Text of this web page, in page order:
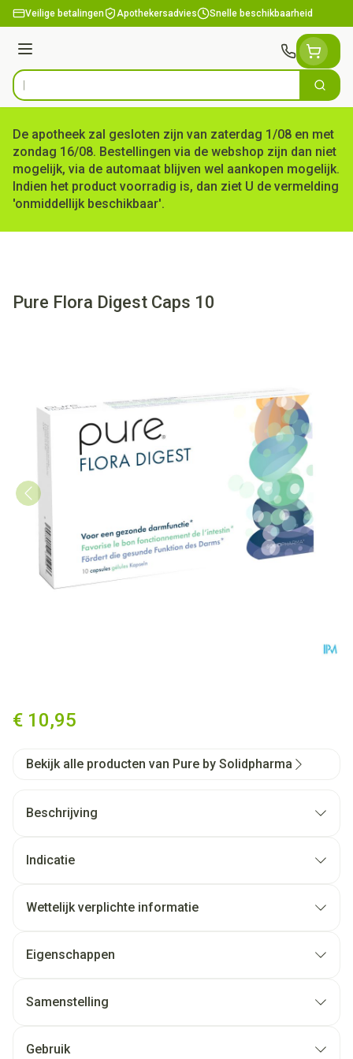
Ga naar de inhoud
Veilige betalingen Apothekersadvies Snelle beschikbaarheid
Menu
Product, merk, categorie... Zoek
De apotheek zal gesloten zijn van zaterdag 1/08 en met
zondag 16/08. Bestellingen via de webshop zijn dan niet
mogelijk, via de automaat blijven wel aankopen mogelijk.
Indien het product voorradig is, dan ziet U de vermelding
'onmiddellijk beschikbaar'.
Pure Flora Digest Caps 10
€ 10,95
Bekijk alle producten van Pure by Solidpharma
Beschrijving
Indicatie
Wettelijk verplichte informatie
Eigenschappen
Samenstelling
Gebruik